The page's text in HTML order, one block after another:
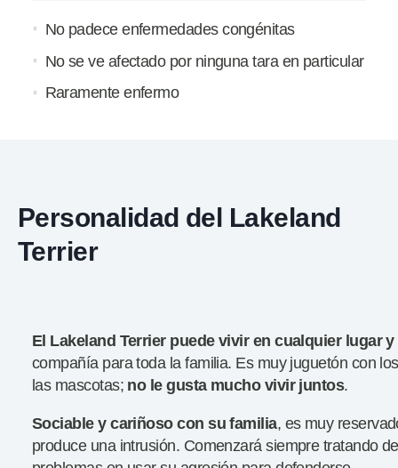
No padece enfermedades congénitas
No se ve afectado por ninguna tara en particular
Raramente enfermo
Personalidad del Lakeland
Terrier
El Lakeland Terrier puede vivir en cualquier lugar
compañía para toda la familia. Es muy juguetón con
las mascotas; no le gusta mucho vivir juntos.
Sociable y cariñoso con su familia, es muy
produce una intrusión. Comenzará siempre tratando